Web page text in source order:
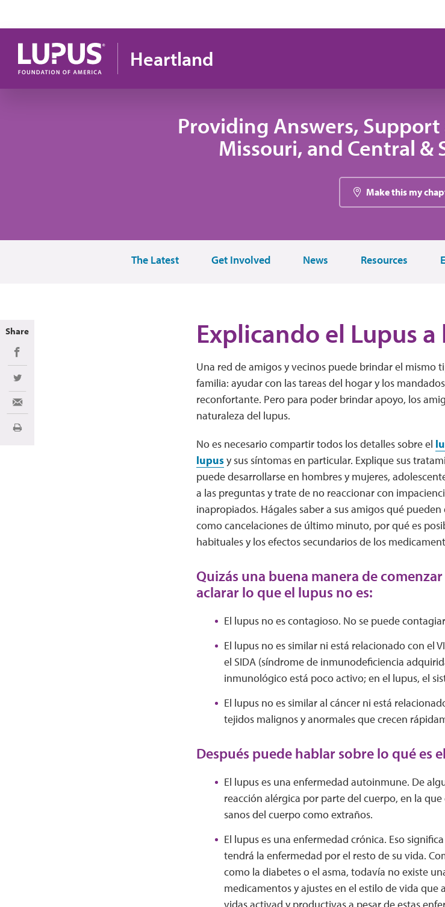
Heartland
Providing Answers, Support
Missouri, and Central
Make this my
The Latest Get Involved News Resources
Explicando el Lupus a
Una red de amigos y vecinos puede brindar el mismo
familia: ayudar con las tareas del hogar y los
reconfortante. Pero para poder brindar apoyo, los
naturaleza del lupus.
No es necesario compartir todos los detalles sobre el
lupusy sus síntomas en particular. Explique sus
puede desarrollarse en hombres y mujeres,
a las preguntas y trate de no reaccionar con
inapropiados. Hágales saber a sus amigos qué
como cancelaciones de último minuto, por qué es
habituales y los efectos secundarios de los
Quizás una buena manera de
aclarar lo que el lupus no es:
El lupus no es contagioso. No se puede
El lupus no es similar ni está relacionado con el
el SIDA (síndrome de inmunodeficiencia
inmunológico está poco activo; en el lupus, el
El lupus no es similar al cáncer ni está
tejidos malignos y anormales que crecen
Después puede hablar sobre lo qué es
El lupus es una enfermedad autoinmune. De
reacción alérgica por parte del cuerpo, en la
sanos del cuerpo como extraños.
El lupus es una enfermedad crónica. Eso
tendrá la enfermedad por el resto de su vida.
como la diabetes o el asma, todavía no existe
medicamentos y ajustes en el estilo de vida que
Share
Share on Facebook
Share on Twitter
Share via Email
Imprimir